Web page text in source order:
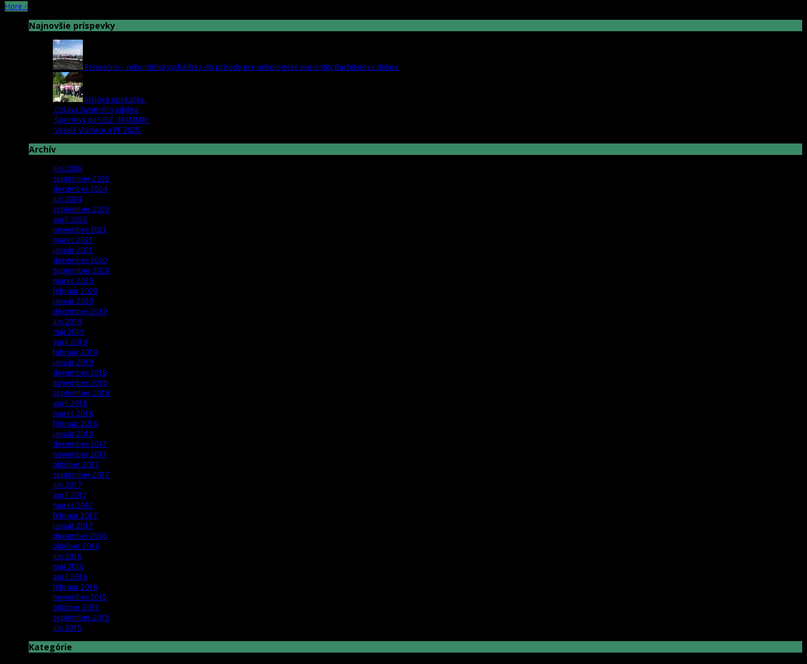
Hore ↑
Najnovšie príspevky
Relaxačno – rekondičná vychádzka do prírody pre onkologické pacientky Bachledova dolina
Májová opekačka
Oslava životného jubilea
Športový deň OZ „MAMMA“
Veselé Vianoce a PF 2025
Archív
jún 2026
september 2025
december 2024
jún 2024
september 2023
apríl 2023
november 2021
marec 2021
január 2021
december 2020
september 2020
marec 2020
február 2020
január 2020
december 2019
jún 2019
máj 2019
apríl 2019
február 2019
január 2019
december 2018
november 2018
september 2018
apríl 2018
marec 2018
február 2018
január 2018
december 2017
november 2017
október 2017
september 2017
jún 2017
apríl 2017
marec 2017
február 2017
január 2017
december 2016
október 2016
jún 2016
máj 2016
apríl 2016
február 2016
november 2015
október 2015
september 2015
jún 2015
Kategórie